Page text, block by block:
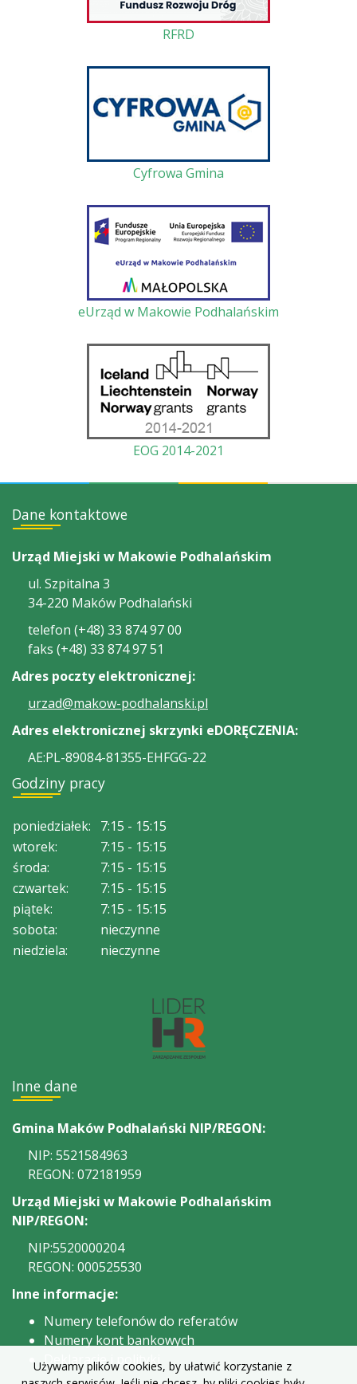
RFRD
Cyfrowa Gmina
eUrząd w Makowie Podhalańskim
EOG 2014-2021
Dane kontaktowe
Urząd Miejski w Makowie Podhalańskim
ul. Szpitalna 3
34-220 Maków Podhalański
telefon (+48) 33 874 97 00
faks (+48) 33 874 97 51
Adres poczty elektronicznej:
urzad@makow-podhalanski.pl
Adres elektronicznej skrzynki eDORĘCZENIA:
AE:PL-89084-81355-EHFGG-22
Godziny pracy
poniedziałek:
7:15 - 15:15
wtorek:
7:15 - 15:15
środa:
7:15 - 15:15
czwartek:
7:15 - 15:15
piątek:
7:15 - 15:15
sobota:
nieczynne
niedziela:
nieczynne
Inne dane
Gmina Maków Podhalański NIP/REGON:
NIP: 5521584963
REGON: 072181959
Urząd Miejski w Makowie Podhalańskim
NIP/REGON:
NIP:5520000204
REGON: 000525530
Inne informacje:
Numery telefonów do referatów
Numery kont bankowych
Deklaracje i polityki
Używamy plików cookies, by ułatwić korzystanie z